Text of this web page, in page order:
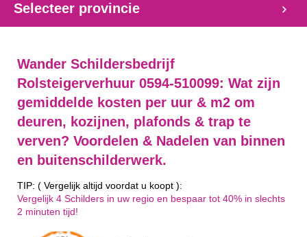
Selecteer provincie
Wander Schildersbedrijf
Rolsteigerverhuur 0594-510099: Wat zijn
gemiddelde kosten per uur & m2 om
deuren, kozijnen, plafonds & trap te
verven? Voordelen & Nadelen van binnen
en buitenschilderwerk.
TIP: ( Vergelijk altijd voordat u koopt ):
Vergelijk 4 Schilders in uw regio en bespaar tot 40% in slechts
2 minuten tijd!